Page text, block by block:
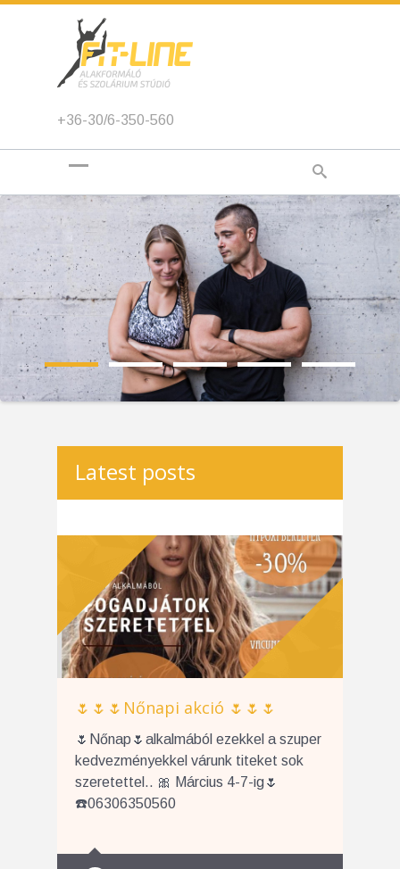
+36-30/6-350-560
Latest posts
🌷🌷🌷Nőnapi akció 🌷🌷🌷
🌷Nőnap🌷alkalmából ezekkel a szuper
kedvezményekkel várunk titeket sok
szeretettel.. 🎀 Március 4-7-ig🌷
☎️06306350560